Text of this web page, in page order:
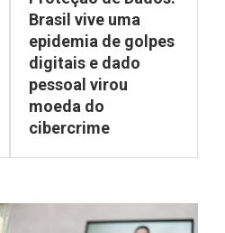
Brasil vive uma
epidemia de golpes
digitais e dado
pessoal virou
moeda do
cibercrime